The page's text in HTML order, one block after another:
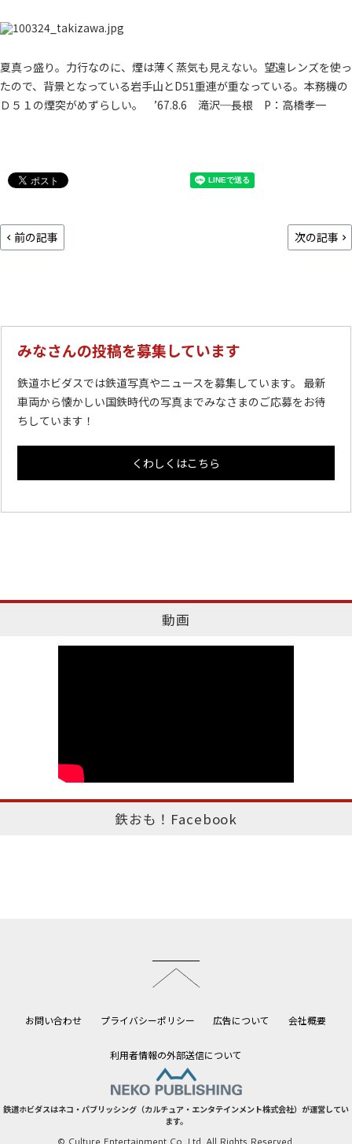
夏真っ盛り。力行なのに、煙は薄く蒸気も見えない。望遠レンズを使っ
たので、背景となっている岩手山とD51重連が重なっている。本務機の
Ｄ５１の煙突がめずらしい。 ’67.8.6 滝沢─長根 P：高橋孝一
前の記事 次の記事
みなさんの投稿を募集しています
鉄道ホビダスでは鉄道写真やニュースを募集しています。 最新
車両から懐かしい国鉄時代の写真までみなさまのご応募をお待
ちしています！
くわしくはこちら
動画
鉄おも！Facebook
お問い合わせ プライバシーポリシー 広告について 会社概要
利用者情報の外部送信について
鉄道ホビダスはネコ・パブリッシング（カルチュア・エンタテインメント株式会社）が運営してい
ます。
© Culture Entertainment Co.,Ltd. All Rights Reserved.